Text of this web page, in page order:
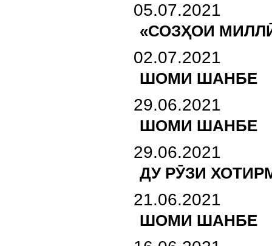
05.07.2021
«СОЗҲОИ
02.07.2021
ШОМИ ШАНБЕ
29.06.2021
ШОМИ ШАНБЕ
29.06.2021
ДУ РӮЗИ
21.06.2021
ШОМИ ШАНБЕ